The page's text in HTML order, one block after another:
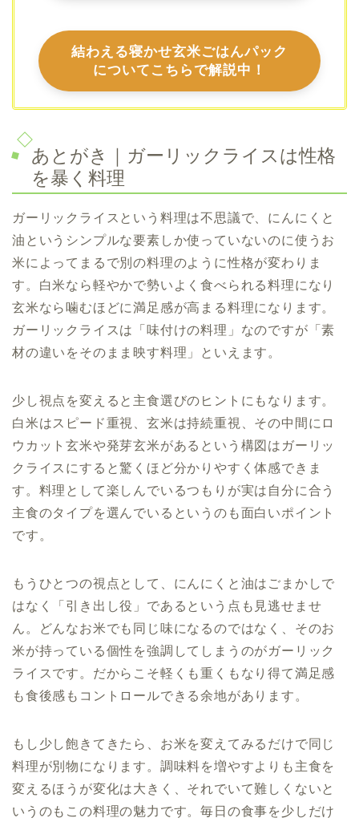
結わえる寝かせ玄米ごはんパック
についてこちらで解説中！
あとがき｜ガーリックライスは性格
を暴く料理
ガーリックライスという料理は不思議で、にんにくと
油というシンプルな要素しか使っていないのに使うお
米によってまるで別の料理のように性格が変わりま
す。白米なら軽やかで勢いよく食べられる料理になり
玄米なら噛むほどに満足感が高まる料理になります。
ガーリックライスは「味付けの料理」なのですが「素
材の違いをそのまま映す料理」といえます。
少し視点を変えると主食選びのヒントにもなります。
白米はスピード重視、玄米は持続重視、その中間にロ
ウカット玄米や発芽玄米があるという構図はガーリッ
クライスにすると驚くほど分かりやすく体感できま
す。料理として楽しんでいるつもりが実は自分に合う
主食のタイプを選んでいるというのも面白いポイント
です。
もうひとつの視点として、にんにくと油はごまかしで
はなく「引き出し役」であるという点も見逃せませ
ん。どんなお米でも同じ味になるのではなく、そのお
米が持っている個性を強調してしまうのがガーリック
ライスです。だからこそ軽くも重くもなり得て満足感
も食後感もコントロールできる余地があります。
もし少し飽きてきたら、お米を変えてみるだけで同じ
料理が別物になります。調味料を増やすよりも主食を
変えるほうが変化は大きく、それでいて難しくないと
いうのもこの料理の魅力です。毎日の食事を少しだけ